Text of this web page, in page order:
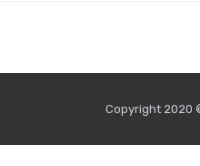
Copyright 2020